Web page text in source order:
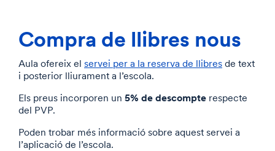
Compra de llibres nous
Aula ofereix el servei per a la reserva de llibres de text
i posterior lliurament a l’escola.
Els preus incorporen un 5% de descompte respecte
del PVP.
Poden trobar més informació sobre aquest servei a
l’aplicació de l’escola.